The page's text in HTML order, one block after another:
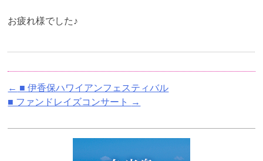
お疲れ様でした♪
← ■ 伊香保ハワイアンフェスティバル
■ ファンドレイズコンサート
→